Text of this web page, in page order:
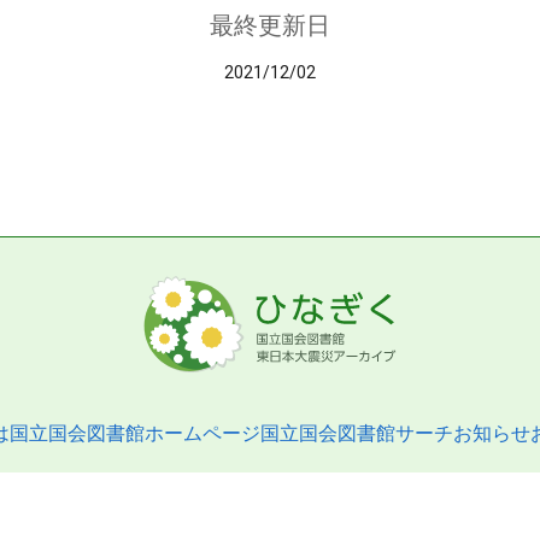
最終更新日
2021/12/02
国立国会図書館ホームページ国立国会図書館サーチお知らせ